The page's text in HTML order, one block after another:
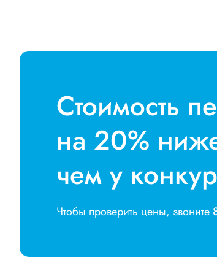
Стоимость
на 20%
чем у
Чтобы проверить цены, звоните